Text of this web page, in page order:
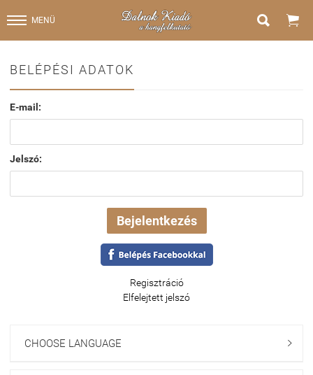
MENÜ  
BELÉPÉSI ADATOK
E-mail:
Jelszó:
Regisztráció
Elfelejtett jelszó
CHOOSE LANGUAGE 